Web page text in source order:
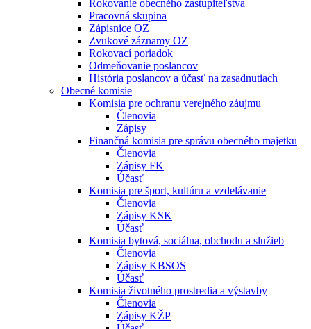
Rokovanie obecného zastupiteľstva
Pracovná skupina
Zápisnice OZ
Zvukové záznamy OZ
Rokovací poriadok
Odmeňovanie poslancov
História poslancov a účasť na zasadnutiach
Obecné komisie
Komisia pre ochranu verejného záujmu
Členovia
Zápisy
Finančná komisia pre správu obecného majetku
Členovia
Zápisy FK
Účasť
Komisia pre šport, kultúru a vzdelávanie
Členovia
Zápisy KSK
Účasť
Komisia bytová, sociálna, obchodu a služieb
Členovia
Zápisy KBSOS
Účasť
Komisia životného prostredia a výstavby
Členovia
Zápisy KŽP